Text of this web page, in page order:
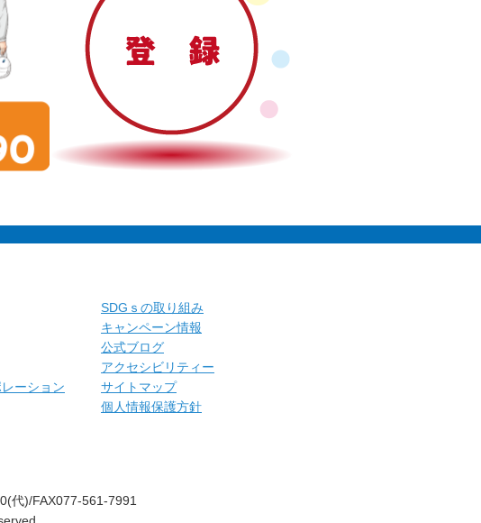
ーション
SDGｓの取り組み
キャンペーン情報
公式ブログ
アクセシビリティー
サイトマップ
個人情報保護方針
代)/FAX077-561-7991